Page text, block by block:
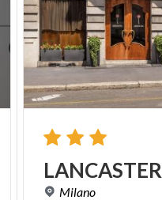
LANCASTER
Milano